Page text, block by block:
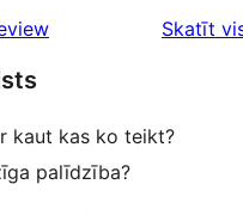
Skatīt
kaut kas ko teikt?
palīdzība?